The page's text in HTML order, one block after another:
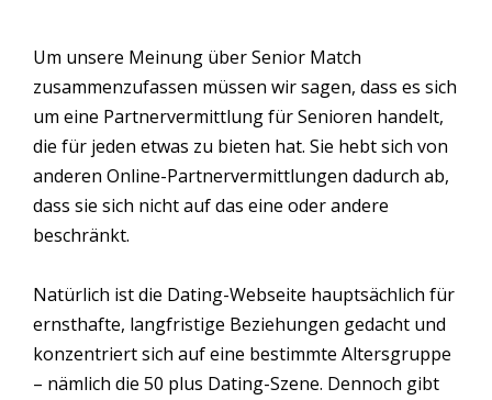
Um unsere Meinung über Senior Match
zusammenzufassen müssen wir sagen, dass es sich
um eine Partnervermittlung für Senioren handelt,
die für jeden etwas zu bieten hat. Sie hebt sich von
anderen Online-Partnervermittlungen dadurch ab,
dass sie sich nicht auf das eine oder andere
beschränkt.
Natürlich ist die Dating-Webseite hauptsächlich für
ernsthafte, langfristige Beziehungen gedacht und
konzentriert sich auf eine bestimmte Altersgruppe
– nämlich die 50 plus Dating-Szene. Dennoch gibt